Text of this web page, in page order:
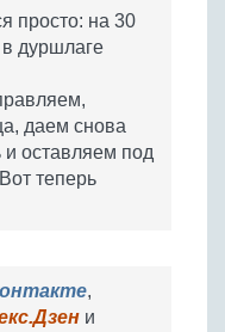
просто: на 30
в дуршлаге
даем снова
и оставляем под
теперь
,
и